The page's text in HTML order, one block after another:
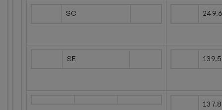
SC
SE